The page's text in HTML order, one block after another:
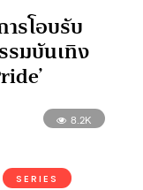
รโอบรับ
รมบันเทิง
8.2K
SERIES